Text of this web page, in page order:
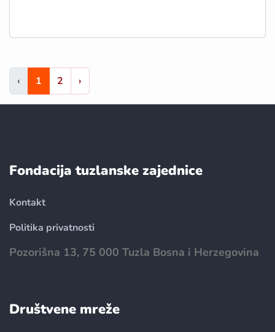
‹ 1 2 ›
Fondacija tuzlanske zajednice
Kontakt
Politika privatnosti
Pozorišna 13, 75 000 Tuzla Bosna i Herzegovina
Društvene mreže